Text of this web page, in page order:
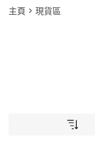
主頁 現貨區